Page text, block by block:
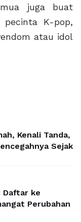
juga buat
K-pop,
atau idol
Kenali Tanda,
Sejak
Daftar ke
Perubahan